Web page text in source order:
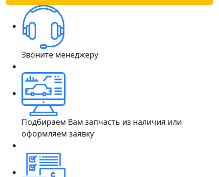
Звоните менеджеру
Подбираем Вам запчасть из наличия или
оформляем заявку